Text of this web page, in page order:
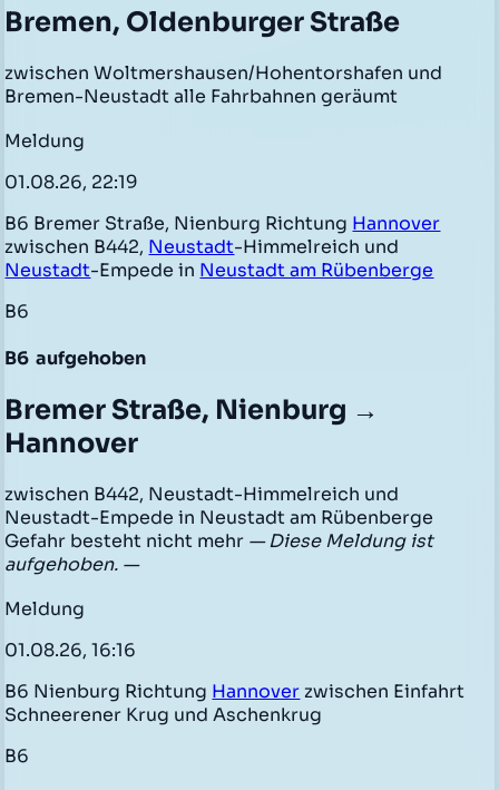
Bremen, Oldenburger Straße
zwischen Woltmershausen/Hohentorshafen und
Bremen-Neustadt alle Fahrbahnen geräumt
Meldung
01.08.26, 22:19
B6 Bremer Straße, Nienburg Richtung Hannover
zwischen B442, Neustadt-Himmelreich und
Neustadt-Empede in Neustadt am Rübenberge
B6
B6 aufgehoben
Bremer Straße, Nienburg →
Hannover
zwischen B442, Neustadt-Himmelreich und
Neustadt-Empede in Neustadt am Rübenberge
Gefahr besteht nicht mehr — Diese Meldung ist
aufgehoben. —
Meldung
01.08.26, 16:16
B6 Nienburg Richtung Hannover zwischen Einfahrt
Schneerener Krug und Aschenkrug
B6